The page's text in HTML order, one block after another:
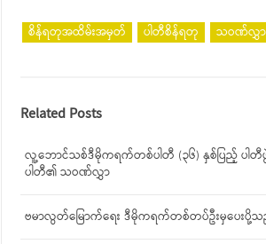
စိန်ရတုအထိမ်းအမှတ် ပါတီစိန်ရတု သဝဏ်လွှာ
Related Posts
လူ့ဘောင်သစ်ဒီမိုကရက်တစ်ပါတီ (၃၆) နှစ်ပြည့် ပါတီ
ပါတီ၏ သဝဏ်လွှာ
ဗမာလွတ်မြောက်ရေး ဒီမိုကရက်တစ်တပ်ဦးမှပေး